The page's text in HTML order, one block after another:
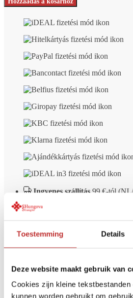
Toestemming Details
Deze website maakt gebruik van
Cookies zijn kleine tekstbestanden
kunnen worden gebruikt om
vállpárna
Ingyenes szállítás 99 €-tól
14 napon
Más vásárlók
Kategória
az 5-ből
Marie-José Hompus